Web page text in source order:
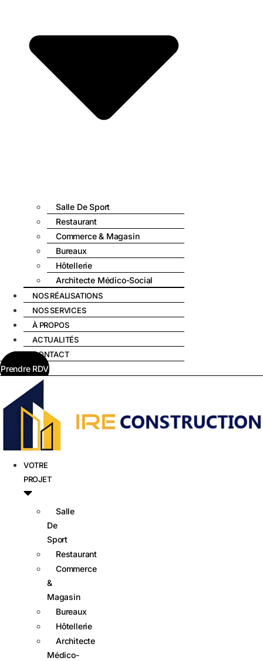
Salle De Sport
Restaurant
Commerce & Magasin
Bureaux
Hôtellerie
Architecte Médico-Social
NOS RÉALISATIONS
NOS SERVICES
À PROPOS
ACTUALITÉS
CONTACT
Prendre RDV
VOTRE
PROJET
Salle
De
Sport
Restaurant
Commerce
&
Magasin
Bureaux
Hôtellerie
Architecte
Médico-